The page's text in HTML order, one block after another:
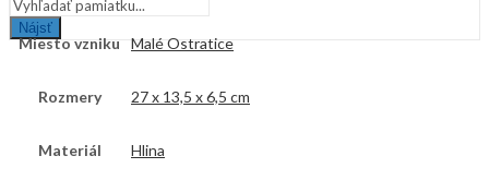
Nájsť
Miesto vzniku Malé Ostratice
Rozmery 27 x 13,5 x 6,5 cm
Materiál Hlina